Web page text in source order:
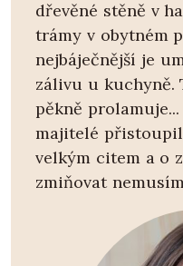
dřevěné stěně v
trámy v obytném
nejbáječnější je
zálivu u kuchyně.
pěkně prolamuje...
majitelé
velkým citem a o
zmiňovat